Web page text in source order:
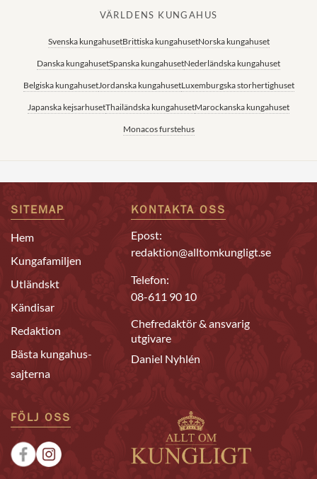
VÄRLDENS KUNGAHUS
Svenska kungahusetBrittiska kungahusetNorska kungahuset
Danska kungahusetSpanska kungahusetNederländska kungahuset
Belgiska kungahusetJordanska kungahusetLuxemburgska storhertighuset
Japanska kejsarhusetThailändska kungahusetMarockanska kungahuset
Monacos furstehus
SITEMAP
Hem
Kungafamiljen
Utländskt
Kändisar
Redaktion
Bästa kungahus-
sajterna
KONTAKTA OSS
Epost:
redaktion@alltomkungligt.se
Telefon:
08-611 90 10
Chefredaktör & ansvarig
utgivare
Daniel Nyhlén
FÖLJ OSS